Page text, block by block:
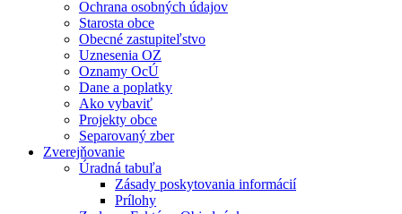
Ochrana osobných údajov
Starosta obce
Obecné zastupiteľstvo
Uznesenia OZ
Oznamy OcÚ
Dane a poplatky
Ako vybaviť
Projekty obce
Separovaný zber
Zverejňovanie
Úradná tabuľa
Zásady poskytovania informácií
Prílohy